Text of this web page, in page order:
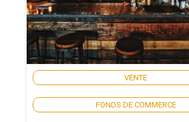
VENTE
FONDS DE COMMERCE